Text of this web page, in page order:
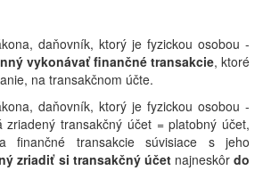
daňovník, ktorý je fyzickou osobou -
vykonávať finančné transakcie, ktoré
na transakčnom účte.
daňovník, ktorý je fyzickou osobou -
zriadený transakčný účet = platobný účet,
finančné transakcie súvisiace s jeho
zriadiť si transakčný účetnajneskôr do